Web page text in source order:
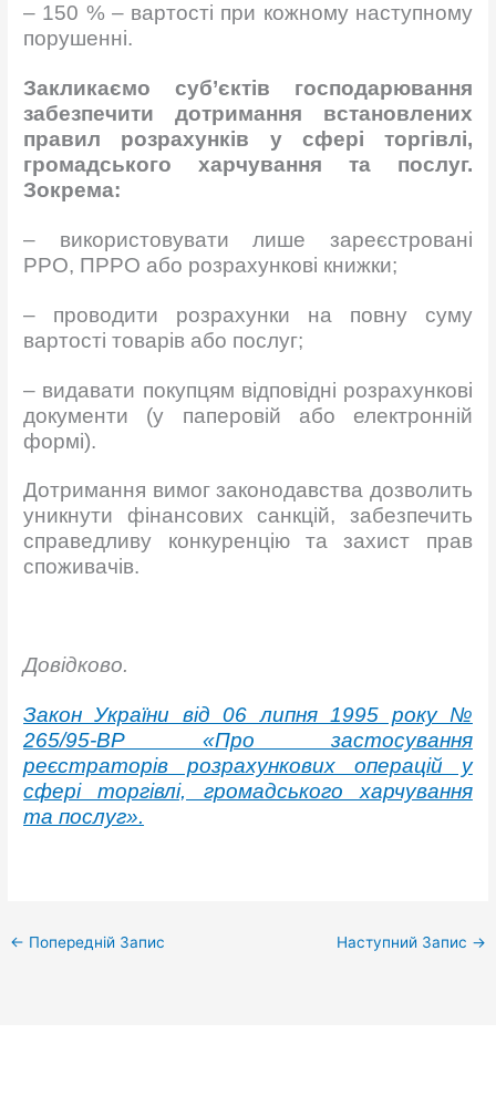
– 150 % – вартості при кожному наступному
порушенні.
Закликаємо суб’єктів господарювання
забезпечити дотримання встановлених
правил розрахунків у сфері торгівлі,
громадського харчування та послуг.
Зокрема:
– використовувати лише зареєстровані
РРО, ПРРО або розрахункові книжки;
– проводити розрахунки на повну суму
вартості товарів або послуг;
– видавати покупцям відповідні розрахункові
документи (у паперовій або електронній
формі).
Дотримання вимог законодавства дозволить
уникнути фінансових санкцій, забезпечить
справедливу конкуренцію та захист прав
споживачів.
Довідково.
Закон України від 06 липня 1995 року №
265/95-ВР «Про застосування
реєстраторів розрахункових операцій у
сфері торгівлі, громадського харчування
та послуг».
← Попередній Запис Наступний Запис →